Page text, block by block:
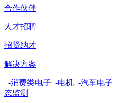
合作伙伴
人才招聘
招贤纳才
解决方案
-消费类电子 -电机 -汽车电子
态监测